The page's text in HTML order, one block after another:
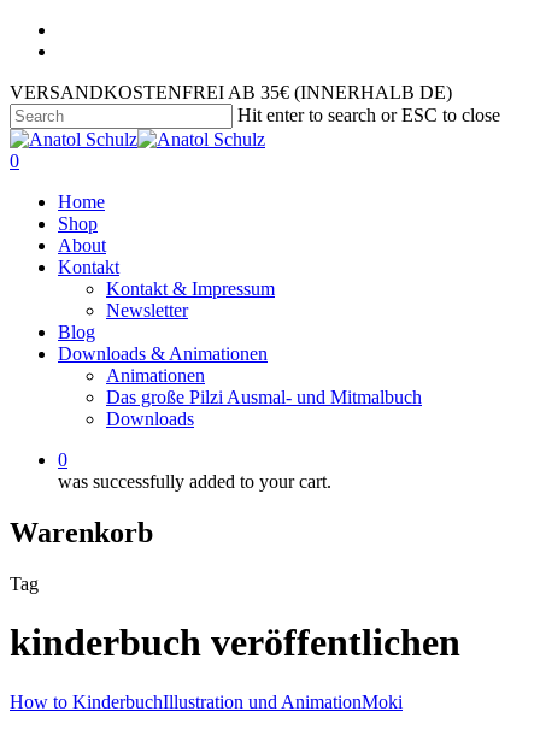
VERSANDKOSTENFREI AB 35€ (INNERHALB DE)
Hit enter to search or ESC to close
0
Home
Shop
About
Kontakt
Kontakt & Impressum
Newsletter
Blog
Downloads & Animationen
Animationen
Das große Pilzi Ausmal- und Mitmalbuch
Downloads
0
was successfully added to your cart.
Warenkorb
Tag
kinderbuch veröffentlichen
How to KinderbuchIllustration und AnimationMoki